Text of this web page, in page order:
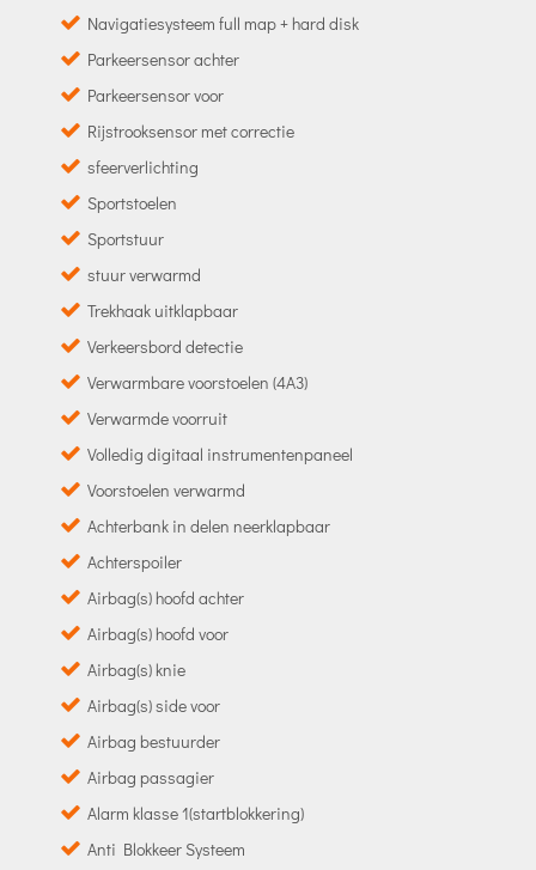
Navigatiesysteem full map + hard disk
Parkeersensor achter
Parkeersensor voor
Rijstrooksensor met correctie
sfeerverlichting
Sportstoelen
Sportstuur
stuur verwarmd
Trekhaak uitklapbaar
Verkeersbord detectie
Verwarmbare voorstoelen (4A3)
Verwarmde voorruit
Volledig digitaal instrumentenpaneel
Voorstoelen verwarmd
Achterbank in delen neerklapbaar
Achterspoiler
Airbag(s) hoofd achter
Airbag(s) hoofd voor
Airbag(s) knie
Airbag(s) side voor
Airbag bestuurder
Airbag passagier
Alarm klasse 1(startblokkering)
Anti Blokkeer Systeem